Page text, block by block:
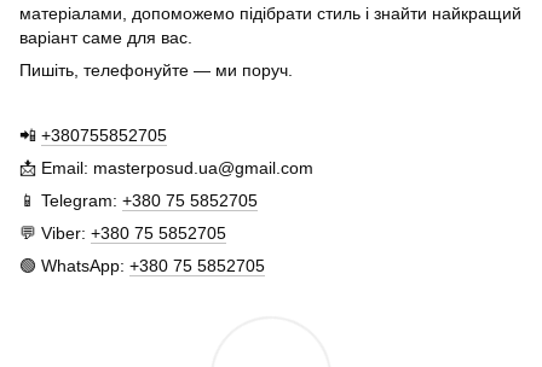
матеріалами, допоможемо підібрати стиль і знайти найкращий
варіант саме для вас.
Пишіть, телефонуйте — ми поруч.
📲 +380755852705
📩 Email: masterposud.ua@gmail.com
📱 Telegram: +380 75 5852705
💬 Viber: +380 75 5852705
🟢 WhatsApp: +380 75 5852705